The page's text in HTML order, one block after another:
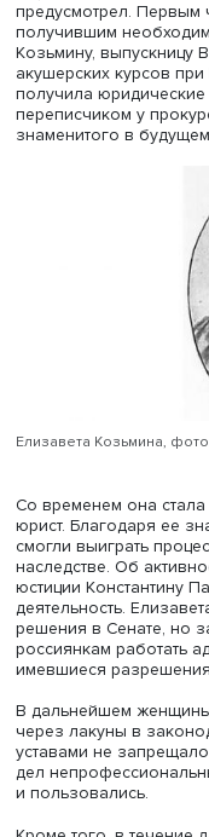
Докладчик
действовать после
реформ
занимавшимися
первоначально
образование,
практике. Но со
году была
образовательный
предусмотрел.
получившим
Козьмину,
акушерских курсов
получила
переписчиком у
Елизавета Козьмина,